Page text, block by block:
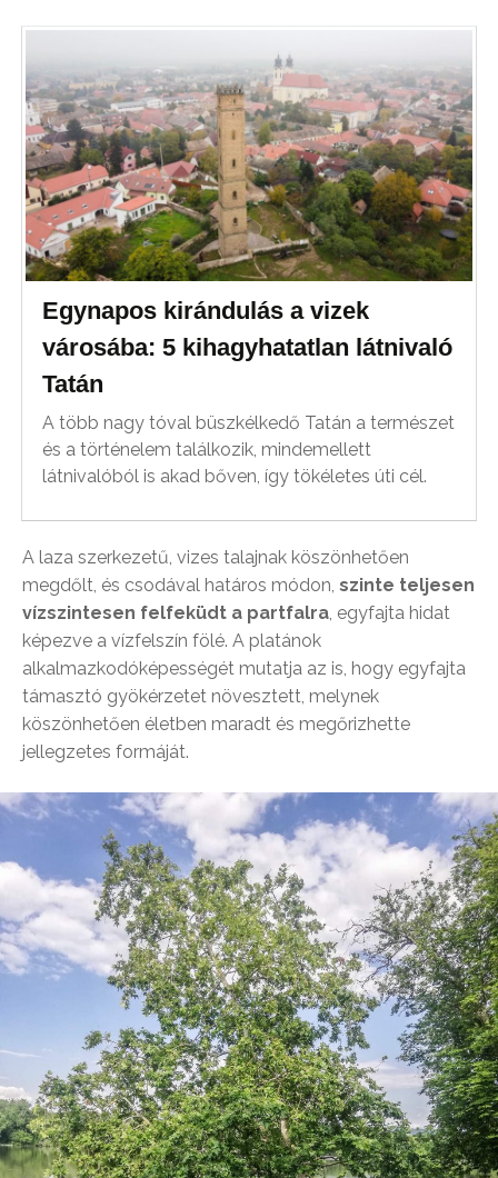
Egynapos kirándulás a vizek
városába: 5 kihagyhatatlan látnivaló
Tatán
A több nagy tóval büszkélkedő Tatán a természet
és a történelem találkozik, mindemellett
látnivalóból is akad bőven, így tökéletes úti cél.
A laza szerkezetű, vizes talajnak köszönhetően
megdőlt, és csodával határos módon, szinte teljesen
vízszintesen felfeküdt a partfalra , egyfajta hidat
képezve a vízfelszín fölé. A platánok
alkalmazkodóképességét mutatja az is, hogy egyfajta
támasztó gyökérzetet növesztett, melynek
köszönhetően életben maradt és megőrizhette
jellegzetes formáját.